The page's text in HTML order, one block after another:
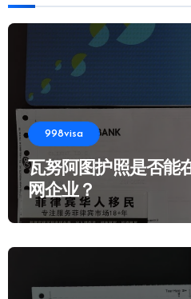
998visa
瓦努阿图护照是否能
网企业？